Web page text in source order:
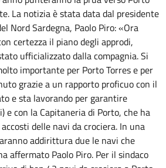
La notizia è stata data dal presidente
Nord Sardegna, Paolo Piro: «Ora
certezza il piano degli approdi,
ufficializzato dalla compagnia. Si
importante per Porto Torres e per
grazie a un rapporto proficuo con il
e sta lavorando per garantire
e con la Capitaneria di Porto, che ha
delle navi da crociera. In una
addirittura due le navi che
affermato Paolo Piro. Per il sindaco